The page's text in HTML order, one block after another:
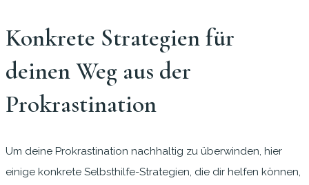
Konkrete Strategien für
deinen Weg aus der
Prokrastination
Um deine Prokrastination nachhaltig zu überwinden, hier
einige konkrete Selbsthilfe-Strategien, die dir helfen können,